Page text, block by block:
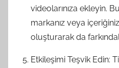
videolarınıza ekleyin.
markanız veya
oluşturarak da
Etkileşimi Teşvik Edin: